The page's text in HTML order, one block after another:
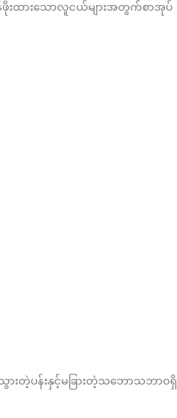
းထားသောလူငယ်များအတွက်စာအုပ်
းတဲ့ပန်းနှင့်မခြားတဲ့သဘောသဘာဝရှိ